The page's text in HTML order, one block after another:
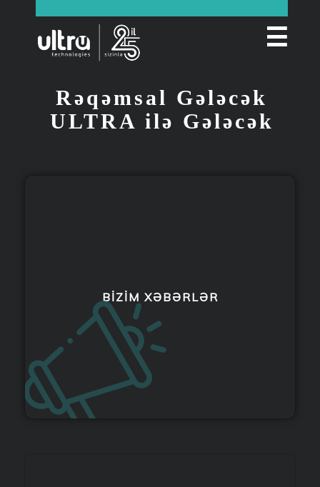
☰
Rəqəmsal Gələcək
ULTRA ilə Gələcək
BIZIM XƏBƏRLƏR